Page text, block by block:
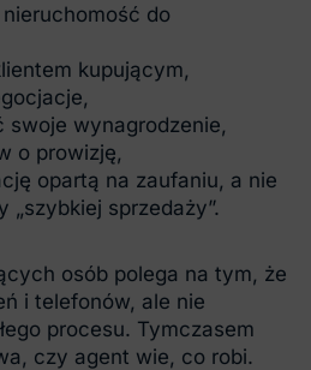
do
kupującym,
swoje wynagrodzenie,
o prowizję,
opartą na zaufaniu, a nie
„szybkiej sprzedaży”.
osób polega na tym, że
i telefonów, ale nie
procesu. Tymczasem
czy agent wie, co robi.